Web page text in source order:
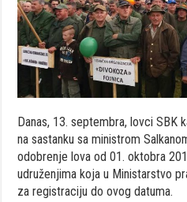
Danas, 13. septembra, lovci SBK
na sastanku sa ministrom
odobrenje lova od 01. oktobra
udruženjima koja u Ministarstvo
za registraciju do ovog datuma.